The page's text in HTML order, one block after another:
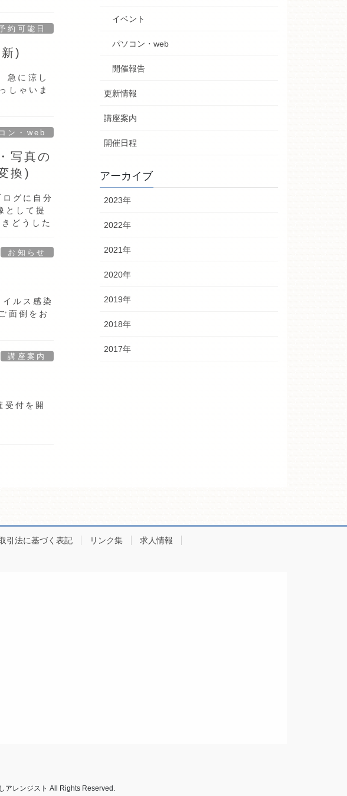
約可能日
)
急に涼し
しゃいま
ン・web
写真の
換)
グに自分
として提
どうした
お知らせ
ルス感染
面倒をお
講座案内
付を開
イベント
パソコン・web
開催報告
更新情報
講座案内
開催日程
アーカイブ
2023年
2022年
2021年
2020年
2019年
2018年
2017年
引法に基づく表記 リンク集 求人情報
レンジスト All Rights Reserved.